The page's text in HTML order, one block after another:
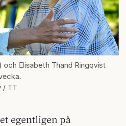
och Elisabeth Thand Ringqvist
/ TT
egentligen på